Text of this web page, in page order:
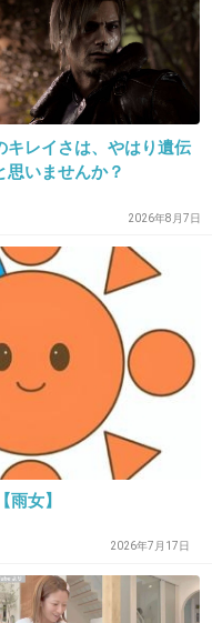
。
-20
クリスマス三連休
バーウィークでは
生だから旅行行く
は大学行くお金も
ギリまで仕事でし
も指摘
キレイさは、やはり遺伝
思いませんか？
2026年8月7日
雨女】
2026年7月17日